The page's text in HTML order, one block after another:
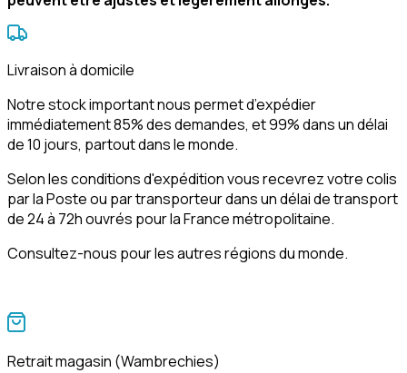
Livraison à domicile
Notre stock important nous permet d’expédier
immédiatement 85% des demandes, et 99% dans un délai
de 10 jours, partout dans le monde.
Selon les conditions d'expédition vous recevrez votre colis
par la Poste ou par transporteur dans un délai de transport
de 24 à 72h ouvrés pour la France métropolitaine.
Consultez-nous pour les autres régions du monde.
Retrait magasin (Wambrechies)